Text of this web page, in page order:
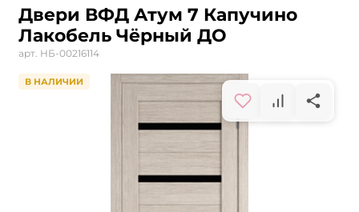
Двери ВФД Атум 7 Капучино
Лакобель Чёрный ДО
арт. НБ-00216114
В НАЛИЧИИ